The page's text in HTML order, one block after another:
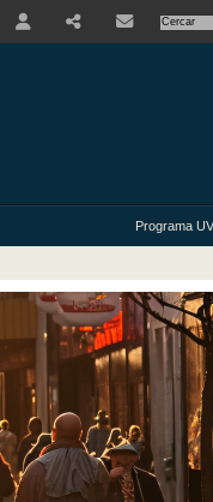
Programa